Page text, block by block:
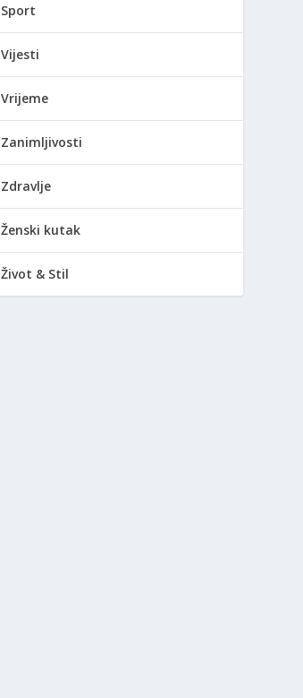
Sport
Vijesti
Vrijeme
Zanimljivosti
Zdravlje
Ženski kutak
Život & Stil